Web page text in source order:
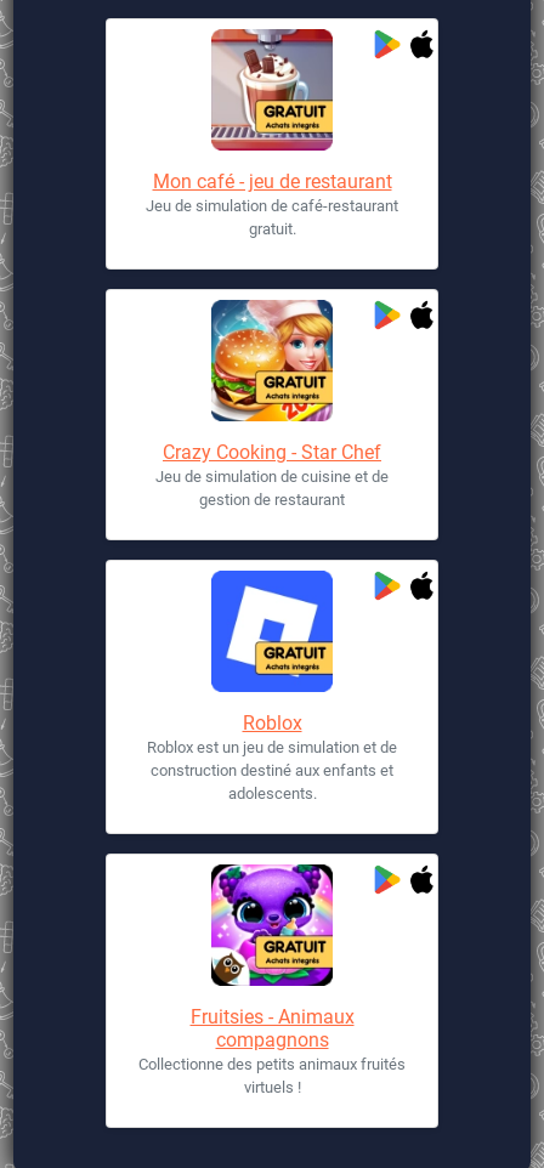
Mon café - jeu de restaurant
Jeu de simulation de café-restaurant
gratuit.
Crazy Cooking - Star Chef
Jeu de simulation de cuisine et de
gestion de restaurant
Roblox
Roblox est un jeu de simulation et de
construction destiné aux enfants et
adolescents.
Fruitsies - Animaux
compagnons
Collectionne des petits animaux fruités
virtuels !